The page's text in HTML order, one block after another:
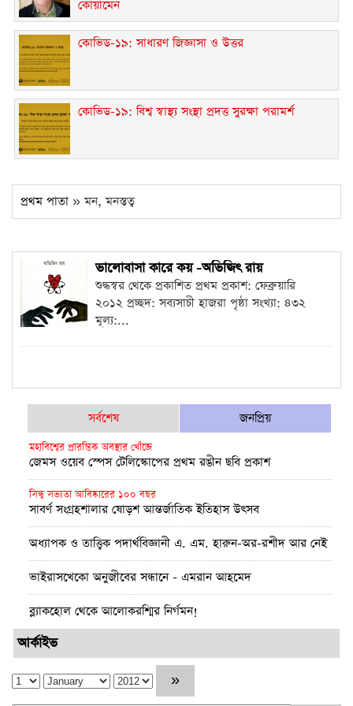
কোয়ামেন
কোভিড-১৯: সাধারণ জিজ্ঞাসা ও উত্তর
কোভিড-১৯: বিশ্ব স্বাস্থ্য সংস্থা প্রদত্ত সুরক্ষা পরামর্শ
প্রথম পাতা » মন, মনস্তত্ব
ভালোবাসা কারে কয় -অভিজিৎ রায়
শুদ্ধস্বর থেকে প্রকাশিত প্রথম প্রকাশ: ফেব্রুয়ারি
২০১২ প্রচ্ছদ: সব্যসাচী হাজরা পৃষ্ঠা সংখ্যা: ৪৩২
মূল্য:...
সর্বশেষ জনপ্রিয়
মহাবিশ্বের প্রারম্ভিক অবস্থার খোঁজে
জেমস ওয়েব স্পেস টেলিস্কোপের প্রথম রঙীন ছবি প্রকাশ
সিন্ধু সভ্যতা আবিষ্কারের ১০০ বছর
সাবর্ণ সংগ্রহশালার ষোড়শ আন্তর্জাতিক ইতিহাস উৎসব
অধ্যাপক ও তাত্ত্বিক পদার্থবিজ্ঞানী এ. এম. হারুন-অর-রশীদ আর নেই
ভাইরাসখেকো অনুজীবের সন্ধানে - এমরান আহমেদ
ব্ল্যাকহোল থেকে আলোকরশ্মির নির্গমন!
পূর্ণতা মিলল আইনস্টাইনের সাধারণ আপেক্ষিকতা তত্ত্বের
উচ্চমাত্রায় অক্সিজেন সহায়তায় বুয়েটের উদ্ভাবন: অক্সিজেট
প্রথম চন্দ্রাভিযানের নভোচারী মাইকেল কলিন্স এর জীবনাবসান
আর্কাইভ